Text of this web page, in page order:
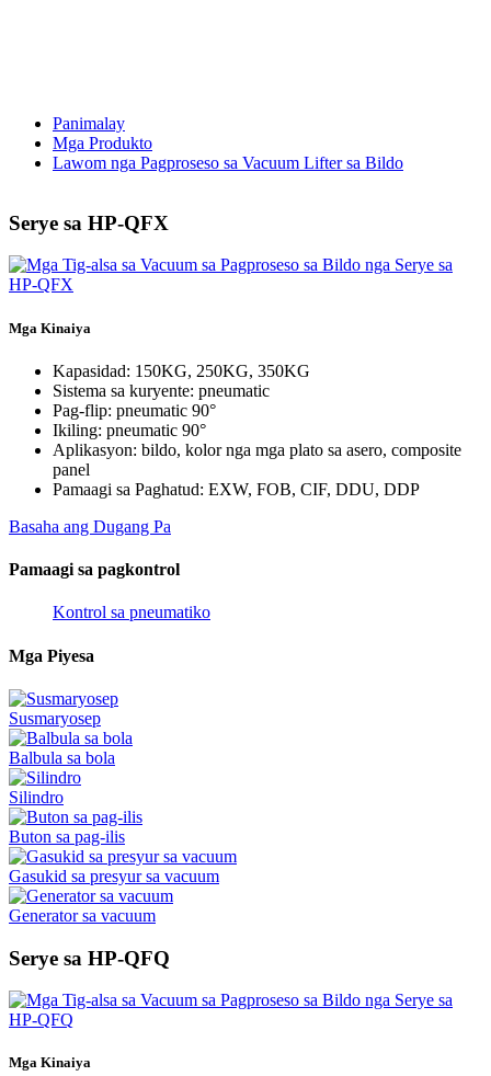
Panimalay
Mga Produkto
Lawom nga Pagproseso sa Vacuum Lifter sa Bildo
Serye sa HP-QFX
Mga Kinaiya
Kapasidad: 150KG, 250KG, 350KG
Sistema sa kuryente: pneumatic
Pag-flip: pneumatic 90°
Ikiling: pneumatic 90°
Aplikasyon: bildo, kolor nga mga plato sa asero, composite
panel
Pamaagi sa Paghatud: EXW, FOB, CIF, DDU, DDP
Basaha ang Dugang Pa
Pamaagi sa pagkontrol
Kontrol sa pneumatiko
Mga Piyesa
Susmaryosep
Balbula sa bola
Silindro
Buton sa pag-ilis
Gasukid sa presyur sa vacuum
Generator sa vacuum
Serye sa HP-QFQ
Mga Kinaiya